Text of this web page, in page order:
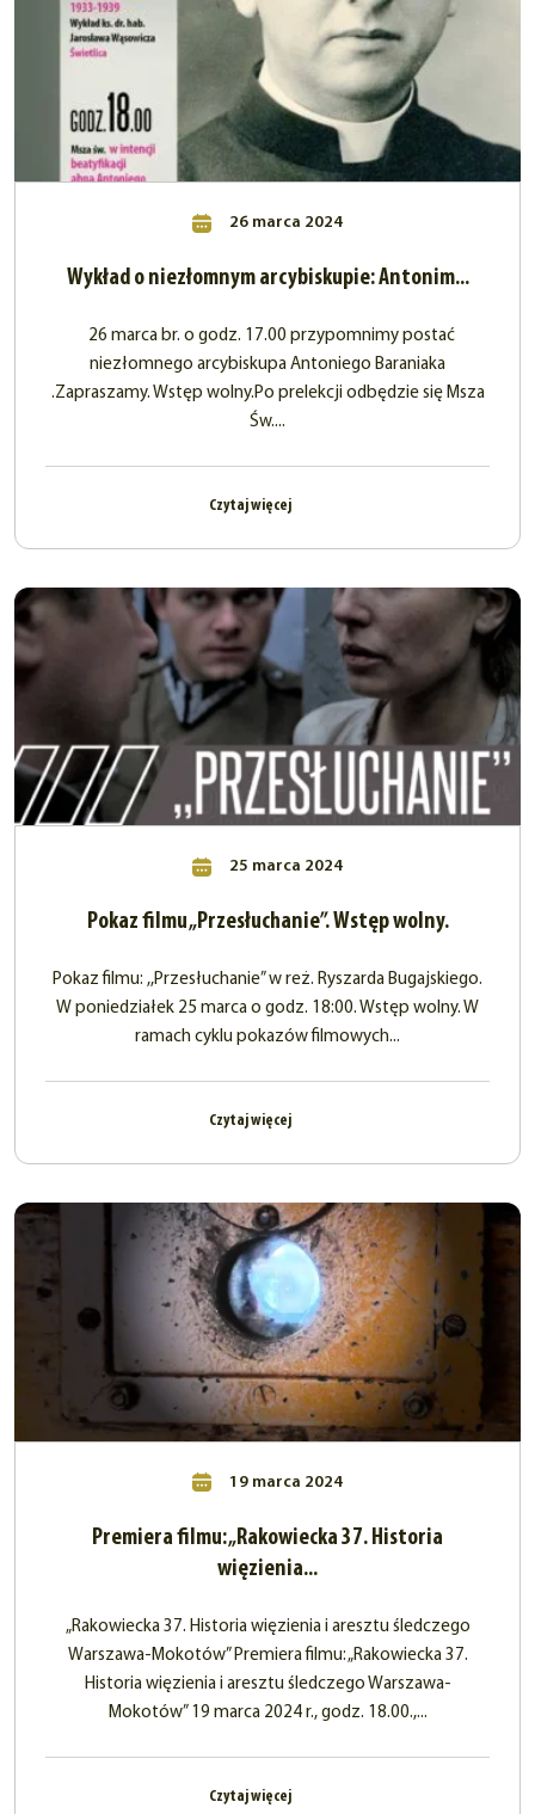
26 marca 2024
Wykład o niezłomnym arcybiskupie: Antonim...
26 marca br. o godz. 17.00 przypomnimy postać
niezłomnego arcybiskupa Antoniego Baraniaka
.Zapraszamy. Wstęp wolny.Po prelekcji odbędzie się Msza
Św....
Czytaj więcej
25 marca 2024
Pokaz filmu „Przesłuchanie”. Wstęp wolny.
Pokaz filmu: ,,Przesłuchanie” w reż. Ryszarda Bugajskiego.
W poniedziałek 25 marca o godz. 18:00. Wstęp wolny. W
ramach cyklu pokazów filmowych...
Czytaj więcej
19 marca 2024
Premiera filmu: „Rakowiecka 37. Historia
więzienia...
„Rakowiecka 37. Historia więzienia i aresztu śledczego
Warszawa-Mokotów” Premiera filmu: „Rakowiecka 37.
Historia więzienia i aresztu śledczego Warszawa-
Mokotów” 19 marca 2024 r., godz. 18.00.,...
Czytaj więcej